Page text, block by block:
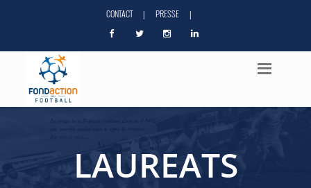
CONTACT | PRESSE |
LAUREATS